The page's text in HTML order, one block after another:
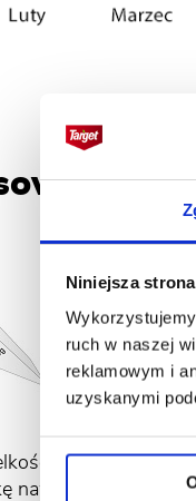
Niniejsza
ruch w naszej
reklamowym i
uzyskanymi
krzewu i
nawozu.